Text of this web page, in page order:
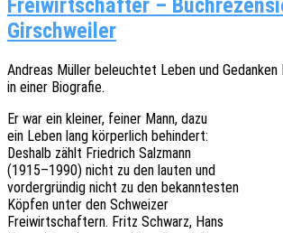
Freiwirtschafter –
Girschweiler
Andre­as Müller beleuch­tet Leben und Gedan­ken
in einer Biografie.
Er war ein klei­ner, feiner Mann, dazu
ein Leben lang körper­lich behindert:
Deshalb zählt Fried­rich Salzmann
(1915–1990) nicht zu den lauten und
vorder­grün­dig nicht zu den bekanntesten
Köpfen unter den Schweizer
Frei­wirt­schaf­tern. Fritz Schwarz, Hans